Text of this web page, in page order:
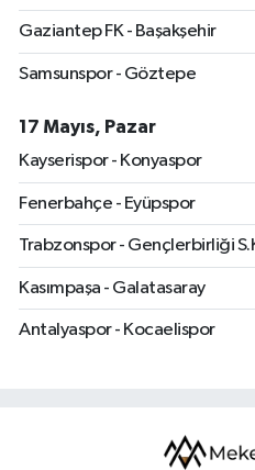
Gaziantep FK - Başakşehir
Samsunspor - Göztepe
17 Mayıs, Pazar
Kayserispor - Konyaspor
Fenerbahçe - Eyüpspor
Trabzonspor - Gençlerbirliği
Kasımpaşa - Galatasaray
Antalyaspor - Kocaelispor